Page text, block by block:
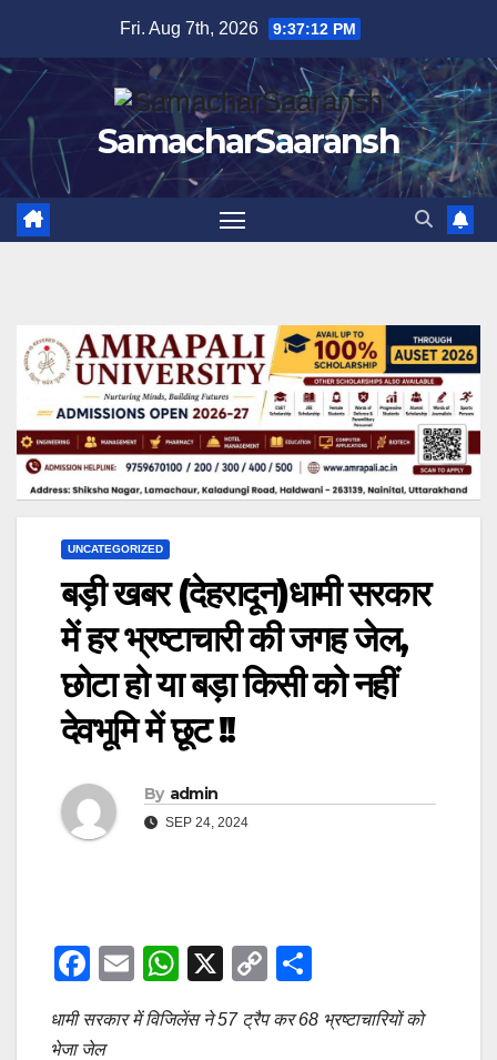
content
Fri. Aug 7th, 2026 9:37:13 PM
SamacharSaaransh
UNCATEGORIZED
बड़ी खबर (देहरादून)धामी सरकार
में हर भ्रष्टाचारी की जगह जेल,
छोटा हो या बड़ा किसी को नहीं
देवभूमि में छूट !!
By admin
SEP 24, 2024
F
c
E
m
ail
W
h
at
X
C
p
ar
धामी सरकार में विजिलेंस ने 57 ट्रैप कर 68 भ्रष्टाचारियों को
भेजा जेल